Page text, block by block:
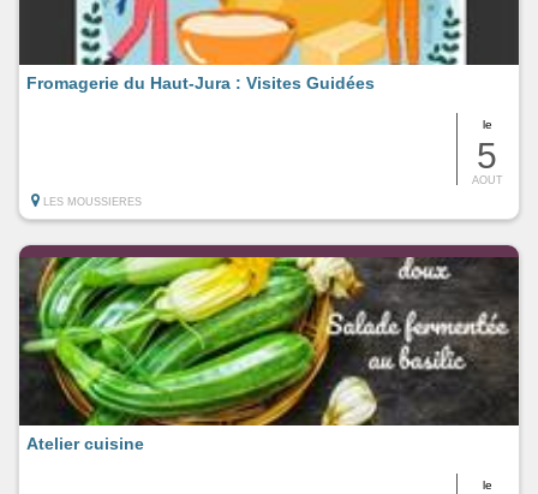
le
5
AOUT
Fromagerie du Haut-Jura : Visites Guidées
LES MOUSSIERES
le
Atelier cuisine